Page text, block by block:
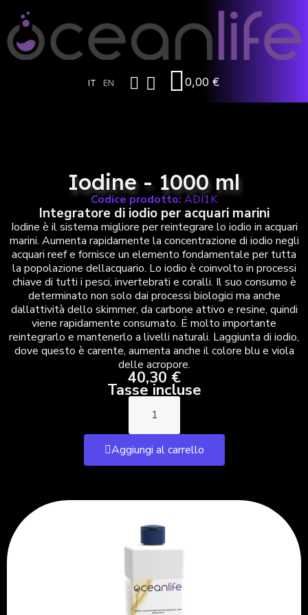
IT EN 0,00 €
Iodine - 1000 ml
Codice prodotto: ADI1K
Integratore di iodio per acquari marini
Iodine è il sistema migliore per reintegrare lo iodio in acquari
marini. Aumenta rapidamente la concentrazione di iodio negli
acquari reef e fornisce un elemento fondamentale per tutta
la popolazione dellacquario. Lo iodio è coinvolto in processi
chiave di tutti i pesci, invertebrati e coralli. Il suo consumo è
determinato non solo dai processi biologici ma anche
dallattività dello skimmer, da carbone attivo e resine, quindi
viene rapidamente consumato. É molto importante
reintegrarlo e mantenerlo a livelli naturali. Laggiunta di iodio,
dove questo è carente, aumenta anche il colore blu e viola
delle acropore.
40,30 €
Tasse incluse
Aggiungi al carrello